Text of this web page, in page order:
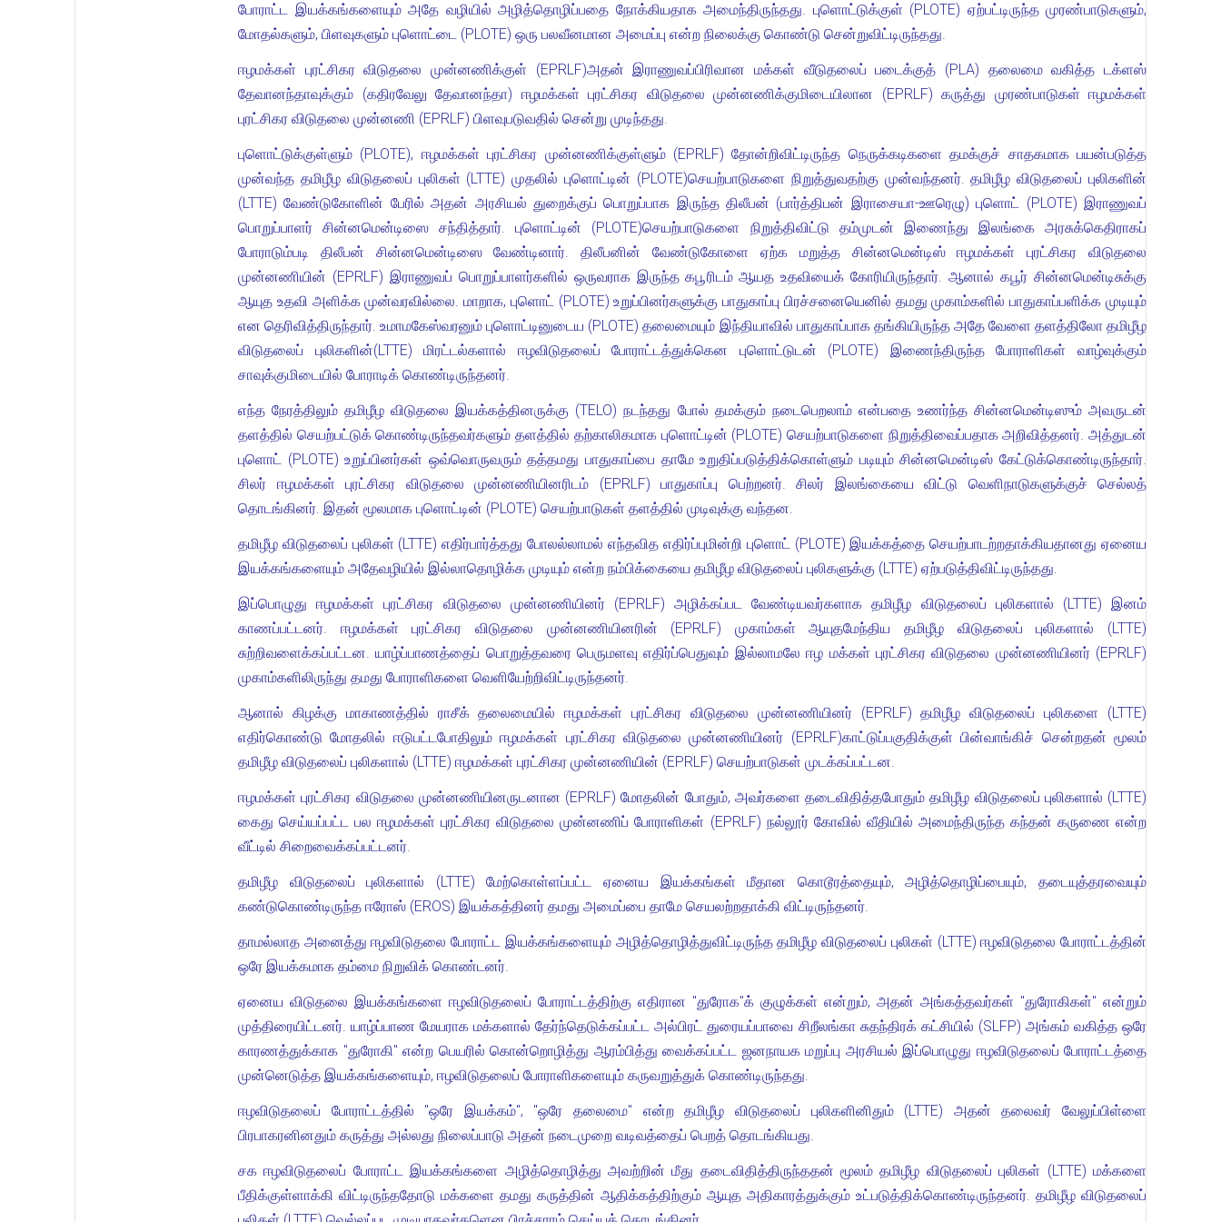
போராட்ட இயக்கங்களையும் அதே வழியில் அழித்தொழிப்பதை நோக்கியதாக அமைந்திருந்தது. புளொட்டுக்குள் (PLOTE) ஏற்பட்டிருந்த முரண்பாடுகளும்,
மோதல்களும், பிளவுகளும் புளொட்டை (PLOTE) ஒரு பலவீனமான அமைப்பு என்ற நிலைக்கு கொண்டு சென்றுவிட்டிருந்தது.
ஈழமக்கள் புரட்சிகர விடுதலை முன்னணிக்குள் (EPRLF)அதன் இராணுவப்பிரிவான மக்கள் வீடுதலைப் படைக்குத் (PLA) தலைமை வகித்த டக்ளஸ்
தேவானந்தாவுக்கும் (கதிரவேலு தேவானந்தா) ஈழமக்கள் புரட்சிகர விடுதலை முன்னணிக்குமிடையிலான (EPRLF) கருத்து முரண்பாடுகள் ஈழமக்கள்
புரட்சிகர விடுதலை முன்னணி (EPRLF) பிளவுபடுவதில் சென்று முடிந்தது.
புளொட்டுக்குள்ளும் (PLOTE), ஈழமக்கள் புரட்சிகர முன்னணிக்குள்ளும் (EPRLF) தோன்றிவிட்டிருந்த நெருக்கடிகளை தமக்குச் சாதகமாக பயன்படுத்த
முன்வந்த தமிழீழ விடுதலைப் புலிகள் (LTTE) முதலில் புளொட்டின் (PLOTE)செயற்பாடுகளை நிறுத்துவதற்கு முன்வந்தனர். தமிழீழ விடுதலைப் புலிகளின்
(LTTE) வேண்டுகோளின் பேரில் அதன் அரசியல் துறைக்குப் பொறுப்பாக இருந்த திலீபன் (பார்த்திபன் இராசையா-ஊரெழு) புளொட் (PLOTE) இராணுவப்
பொறுப்பாளர் சின்னமென்டிஸை சந்தித்தார். புளொட்டின் (PLOTE)செயற்பாடுகளை நிறுத்திவிட்டு தம்முடன் இணைந்து இலங்கை அரசுக்கெதிராகப்
போராடும்படி திலீபன் சின்னமென்டிஸை வேண்டினார். திலீபனின் வேண்டுகோளை ஏற்க மறுத்த சின்னமென்டிஸ் ஈழமக்கள் புரட்சிகர விடுதலை
முன்னணியின் (EPRLF) இராணுவப் பொறுப்பாளர்களில் ஒருவராக இருந்த கபூரிடம் ஆயத உதவியைக் கோரியிருந்தார். ஆனால் கபூர் சின்னமென்டிசுக்கு
ஆயுத உதவி அளிக்க முன்வரவில்லை. மாறாக, புளொட் (PLOTE) உறுப்பினர்களுக்கு பாதுகாப்பு பிரச்சனையெனில் தமது முகாம்களில் பாதுகாப்பளிக்க முடியும்
என தெரிவித்திருந்தார். உமாமகேஸ்வரனும் புளொட்டினுடைய (PLOTE) தலைமையும் இந்தியாவில் பாதுகாப்பாக தங்கியிருந்த அதே வேளை தளத்திலோ தமிழீழ
விடுதலைப் புலிகளின்(LTTE) மிரட்டல்களால் ஈழவிடுதலைப் போராட்டத்துக்கென புளொட்டுடன் (PLOTE) இணைந்திருந்த போராளிகள் வாழ்வுக்கும்
சாவுக்குமிடையில் போராடிக் கொண்டிருந்தனர்.
எந்த நேரத்திலும் தமிழீழ விடுதலை இயக்கத்தினருக்கு (TELO) நடந்தது போல் தமக்கும் நடைபெறலாம் என்பதை உணர்ந்த சின்னமென்டிஸும் அவருடன்
தளத்தில் செயற்பட்டுக் கொண்டிருந்தவர்களும் தளத்தில் தற்காலிகமாக புளொட்டின் (PLOTE) செயற்பாடுகளை நிறுத்திவைப்பதாக அறிவித்தனர். அத்துடன்
புளொட் (PLOTE) உறுப்பினர்கள் ஒவ்வொருவரும் தத்தமது பாதுகாப்பை தாமே உறுதிப்படுத்திக்கொள்ளும் படியும் சின்னமென்டிஸ் கேட்டுக்கொண்டிருந்தார்.
சிலர் ஈழமக்கள் புரட்சிகர விடுதலை முன்னணியினரிடம் (EPRLF) பாதுகாப்பு பெற்றனர். சிலர் இலங்கையை விட்டு வெளிநாடுகளுக்குச் செல்லத்
தொடங்கினர். இதன் மூலமாக புளொட்டின் (PLOTE) செயற்பாடுகள் தளத்தில் முடிவுக்கு வந்தன.
தமிழீழ விடுதலைப் புலிகள் (LTTE) எதிர்பார்த்தது போலல்லாமல் எந்தவித எதிர்ப்புமின்றி புளொட் (PLOTE) இயக்கத்தை செயற்பாடற்றதாக்கியதானது ஏனைய
இயக்கங்களையும் அதேவழியில் இல்லாதொழிக்க முடியும் என்ற நம்பிக்கையை தமிழீழ விடுதலைப் புலிகளுக்கு (LTTE) ஏற்படுத்திவிட்டிருந்தது.
இப்பொழுது ஈழமக்கள் புரட்சிகர விடுதலை முன்னணியினர் (EPRLF) அழிக்கப்பட வேண்டியவர்களாக தமிழீழ விடுதலைப் புலிகளால் (LTTE) இனம்
காணப்பட்டனர். ஈழமக்கள் புரட்சிகர விடுதலை முன்னணியினரின் (EPRLF) முகாம்கள் ஆயுதமேந்திய தமிழீழ விடுதலைப் புலிகளால் (LTTE)
சுற்றிவளைக்கப்பட்டன. யாழ்ப்பாணத்தைப் பொறுத்தவரை பெருமளவு எதிர்ப்பெதுவும் இல்லாமலே ஈழ மக்கள் புரட்சிகர விடுதலை முன்னணியினர் (EPRLF)
முகாம்களிலிருந்து தமது போராளிகளை வெளியேற்றிவிட்டிருந்தனர்.
ஆனால் கிழக்கு மாகாணத்தில் ராசீக் தலைமையில் ஈழமக்கள் புரட்சிகர விடுதலை முன்னணியினர் (EPRLF) தமிழீழ விடுதலைப் புலிகளை (LTTE)
எதிர்கொண்டு மோதலில் ஈடுபட்டபோதிலும் ஈழமக்கள் புரட்சிகர விடுதலை முன்னணியினர் (EPRLF)காட்டுப்பகுதிக்குள் பின்வாங்கிச் சென்றதன் மூலம்
தமிழீழ விடுதலைப் புலிகளால் (LTTE) ஈழமக்கள் புரட்சிகர முன்னணியின் (EPRLF) செயற்பாடுகள் முடக்கப்பட்டன.
ஈழமக்கள் புரட்சிகர விடுதலை முன்னணியினருடனான (EPRLF) மோதலின் போதும், அவர்களை தடைவிதித்தபோதும் தமிழீழ விடுதலைப் புலிகளால் (LTTE)
கைது செய்யப்பட்ட பல ஈழமக்கள் புரட்சிகர விடுதலை முன்னணிப் போராளிகள் (EPRLF) நல்லூர் கோவில் வீதியில் அமைந்திருந்த கந்தன் கருணை என்ற
வீட்டில் சிறைவைக்கப்பட்டனர்.
தமிழீழ விடுதலைப் புலிகளால் (LTTE) மேற்கொள்ளப்பட்ட ஏனைய இயக்கங்கள் மீதான கொடூரத்தையும், அழித்தொழிப்பையும், தடையுத்தரவையும்
கண்டுகொண்டிருந்த ஈரோஸ் (EROS) இயக்கத்தினர் தமது அமைப்பை தாமே செயலற்றதாக்கி விட்டிருந்தனர்.
தாமல்லாத அனைத்து ஈழவிடுதலை போராட்ட இயக்கங்களையும் அழித்தொழித்துவிட்டிருந்த தமிழீழ விடுதலைப் புலிகள் (LTTE) ஈழவிடுதலை போராட்டத்தின்
ஒரே இயக்கமாக தம்மை நிறுவிக் கொண்டனர்.
ஏனைய விடுதலை இயக்கங்களை ஈழவிடுதலைப் போராட்டத்திற்கு எதிரான "துரோக"க் குழுக்கள் என்றும், அதன் அங்கத்தவர்கள் "துரோகிகள்" என்றும்
முத்திரையிட்டனர். யாழ்ப்பாண மேயராக மக்களால் தேர்ந்தெடுக்கப்பட்ட அல்பிரட் துரையப்பாவை சிறீலங்கா சுதந்திரக் கட்சியில் (SLFP) அங்கம் வகித்த ஒரே
காரணத்துக்காக "துரோகி" என்ற பெயரில் கொன்றொழித்து ஆரம்பித்து வைக்கப்பட்ட ஜனநாயக மறுப்பு அரசியல் இப்பொழுது ஈழவிடுதலைப் போராட்டத்தை
முன்னெடுத்த இயக்கங்களையும், ஈழவிடுதலைப் போராளிகளையும் கருவறுத்துக் கொண்டிருந்தது.
ஈழவிடுதலைப் போராட்டத்தில் "ஒரே இயக்கம்", "ஒரே தலைமை" என்ற தமிழீழ விடுதலைப் புலிகளினிதும் (LTTE) அதன் தலைவர் வேலுப்பிள்ளை
பிரபாகரனினதும் கருத்து அல்லது நிலைப்பாடு அதன் நடைமுறை வடிவத்தைப் பெறத் தொடங்கியது.
சக ஈழவிடுதலைப் போராட்ட இயக்கங்களை அழித்தொழித்து அவற்றின் மீது தடைவிதித்திருந்ததன் மூலம் தமிழீழ விடுதலைப் புலிகள் (LTTE) மக்களை
பீதிக்குள்ளாக்கி விட்டிருந்ததோடு மக்களை தமது கருத்தின் ஆதிக்கத்திற்கும் ஆயுத அதிகாரத்துக்கும் உட்படுத்திக்கொண்டிருந்தனர். தமிழீழ விடுதலைப்